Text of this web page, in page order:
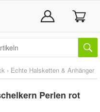
› Echte Halsketten & Anhänger
Perlen rot